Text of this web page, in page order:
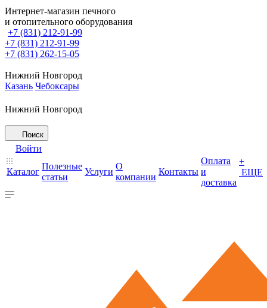
Интернет-магазин печного
и отопительного оборудования
+7 (831) 212-91-99
+7 (831) 212-91-99
+7 (831) 262-15-05
Нижний Новгород
Казань Чебоксары
Нижний Новгород
Поиск
Войти
Каталог
Полезные
статьи
Услуги
О
компании
Контакты
Оплата
и
доставка
+
ЕЩЕ